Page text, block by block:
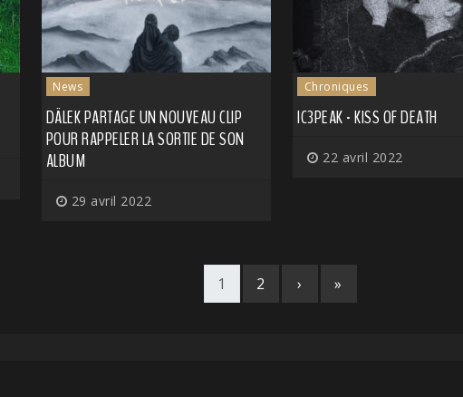
News
DÄLEK PARTAGE UN NOUVEAU CLIP
POUR RAPPELER LA SORTIE DE SON
ALBUM
29 avril 2022
Chroniques
IC3PEAK - KISS OF DEATH
22 avril 2022
1 2 › »